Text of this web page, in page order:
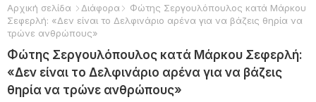
Αρχική σελίδα Διάφορα
Φώτης Σεργουλόπουλος κατά Μάρκου
Σεφερλή: «Δεν είναι το Δελφινάριο αρένα για να βάζεις θηρία να
τρώνε ανθρώπους»
Φώτης Σεργουλόπουλος κατά Μάρκου Σεφερλή:
«Δεν είναι το Δελφινάριο αρένα για να βάζεις
θηρία να τρώνε ανθρώπους»